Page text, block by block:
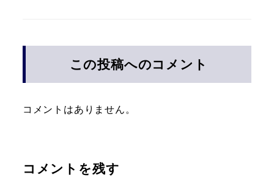
この投稿へのコメント
コメントはありません。
コメントを残す